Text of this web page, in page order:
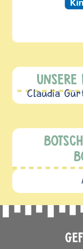
UNSERE
Claudia